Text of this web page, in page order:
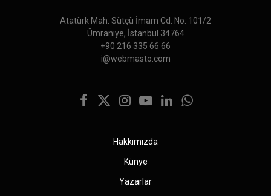
Atatürk Mah. Sütçü İmam Cd. No: 101/2
Ümraniye, İstanbul 34764
+90 216 335 66 66
i@webmasto.com
Facebook
X
Instagram
YouTubeLinkedInWhatsApp
Hakkımızda
Künye
Yazarlar